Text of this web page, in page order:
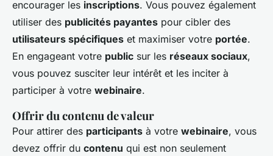
encourager les inscriptions. Vous pouvez également
utiliser des publicités payantes pour cibler des
utilisateurs spécifiques et maximiser votre portée.
En engageant votre public sur les réseaux sociaux,
vous pouvez susciter leur intérêt et les inciter à
participer à votre webinaire.
Offrir du contenu de valeur
Pour attirer des participants à votre webinaire, vous
devez offrir du contenu qui est non seulement